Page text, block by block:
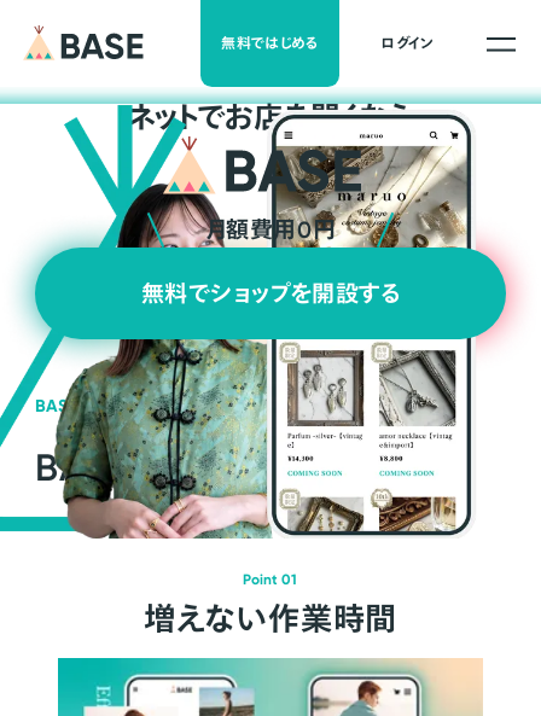
無料ではじめる ログイン
ネットでお店を開くなら
月額費用0円
無料でショップを開設する
BASEの強み
BASEが強い3つの理由
Point 01
増えない作業時間